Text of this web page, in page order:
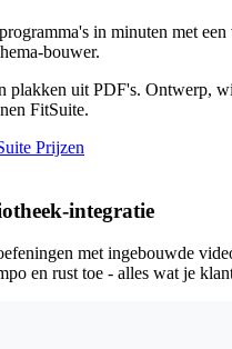
in minuten met een
bouwer.
plakken uit PDF's. Ontwerp,
FitSuite.
Prijzen
integratie
met ingebouwde
en rust toe - alles wat je